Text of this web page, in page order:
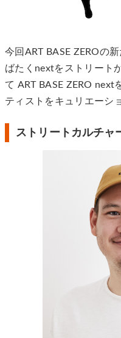
今回ART BASE ZEROの
ばたくnextをストリート
て ART BASE ZERO next
ティストをキュリエーシ
ストリートカルチャ